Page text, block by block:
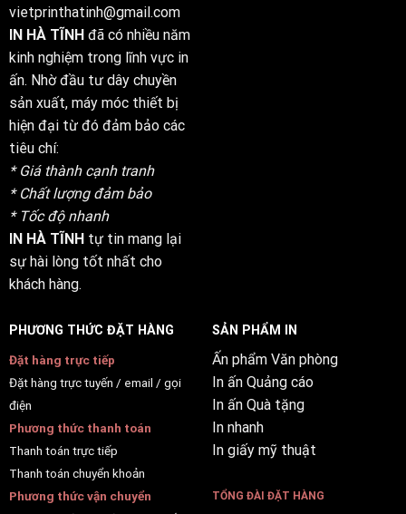
vietprinthatinh@gmail.com
IN HÀ TĨNH đã có nhiều năm
kinh nghiệm trong lĩnh vực in
ấn. Nhờ đầu tư dây chuyền
sản xuất, máy móc thiết bị
hiện đại từ đó đảm bảo các
tiêu chí:
* Giá thành cạnh tranh
* Chất lượng đảm bảo
* Tốc độ nhanh
IN HÀ TĨNH tự tin mang lại
sự hài lòng tốt nhất cho
khách hàng.
PHƯƠNG THỨC ĐẶT HÀNG
Đặt hàng trực tiếp
Đặt hàng trực tuyến / email / gọi
điện
Phương thức thanh toán
Thanh toán trực tiếp
Thanh toán chuyển khoản
Phương thức vận chuyển
SẢN PHẨM IN
Ấn phẩm Văn phòng
In ấn Quảng cáo
In ấn Quà tặng
In nhanh
In giấy mỹ thuật
TỔNG ĐÀI ĐẶT HÀNG